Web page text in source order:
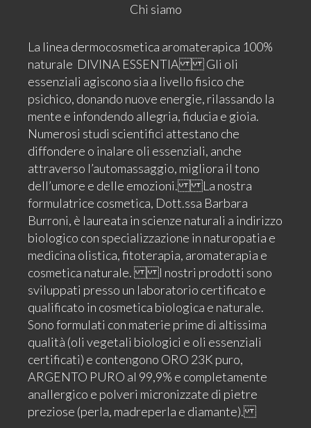
Chi siamo
La linea dermocosmetica aromaterapica 100%
naturale DIVINA ESSENTIA Gli oli
essenziali agiscono sia a livello fisico che
psichico, donando nuove energie, rilassando la
mente e infondendo allegria, fiducia e gioia.
Numerosi studi scientifici attestano che
diffondere o inalare oli essenziali, anche
attraverso l’automassaggio, migliora il tono
dell’umore e delle emozioni. La nostra
formulatrice cosmetica, Dott.ssa Barbara
Burroni, è laureata in scienze naturali a indirizzo
biologico con specializzazione in naturopatia e
medicina olistica, fitoterapia, aromaterapia e
cosmetica naturale. I nostri prodotti sono
sviluppati presso un laboratorio certificato e
qualificato in cosmetica biologica e naturale.
Sono formulati con materie prime di altissima
qualità (oli vegetali biologici e oli essenziali
certificati) e contengono ORO 23K puro,
ARGENTO PURO al 99,9% e completamente
anallergico e polveri micronizzate di pietre
preziose (perla, madreperla e diamante).